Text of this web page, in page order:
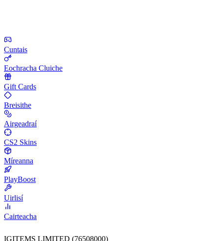
Cuntais
Eochracha Cluiche
Gift Cards
Breisithe
Airgeadraí
CS2 Skins
Míreanna
PlayBoost
Uirlisí
Cairteacha
IGITEMS LIMITED (76508000)